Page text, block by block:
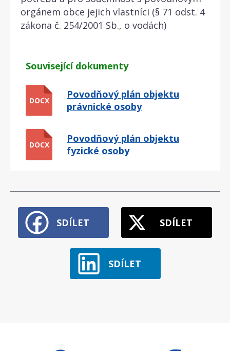
orgánem obce jejich vlastníci (§ 71 odst. 4
zákona č. 254/2001 Sb., o vodách)
Související dokumenty
DOCX
Povodňový plán objektu
právnické osoby
DOCX
Povodňový plán objektu
fyzické osoby
SDÍLET SDÍLET
SDÍLET